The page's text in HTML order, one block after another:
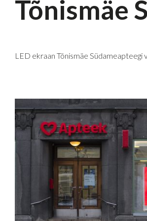
Tõnismäe
LED ekraan Tõnismäe Südameapteegi